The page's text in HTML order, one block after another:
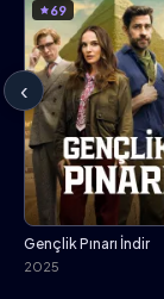
‹
69
Gençlik Pınarı İndir
2025